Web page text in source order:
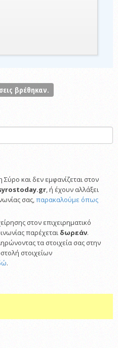
βρέθηκαν.
και δεν εμφανίζεται στον
, ή έχουν αλλάξει
σας, παρακαλούμε όπως
στον επιχειρηματικό
παρέχεται δωρεάν.
τα στοιχεία σας στην
στοιχείων
.